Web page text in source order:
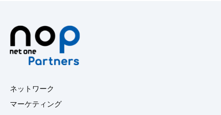
ネットワーク
マーケティング